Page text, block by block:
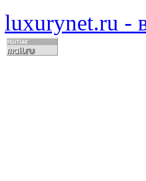
luxurynet.ru -